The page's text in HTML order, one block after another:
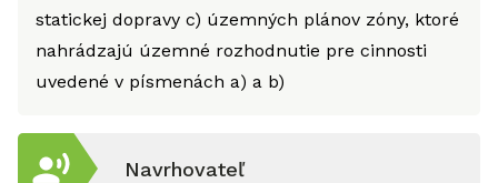
statickej dopravy c) územných plánov zóny, ktoré
nahrádzajú územné rozhodnutie pre cinnosti
uvedené v písmenách a) a b)
Navrhovateľ